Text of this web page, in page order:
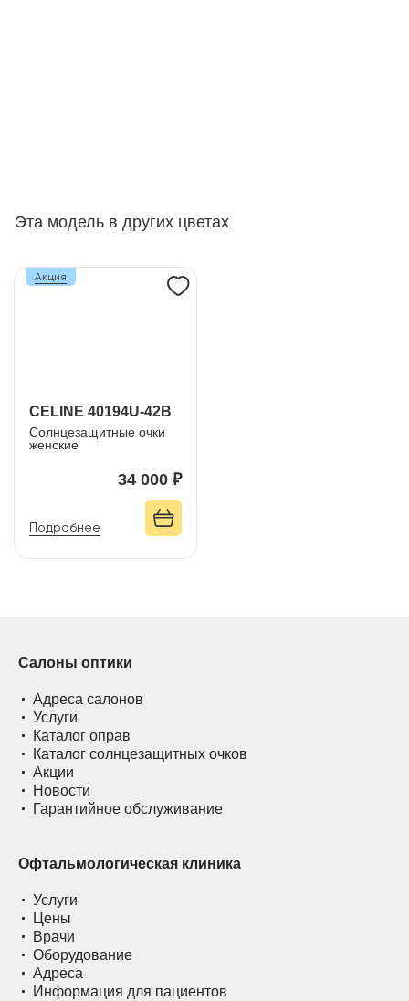
Эта модель в других цветах
CELINE 40194U-42B
Солнцезащитные очки
женские
34 000 ₽
Подробнее
Акция
Салоны оптики
Адреса салонов
Услуги
Каталог оправ
Каталог солнцезащитных очков
Акции
Новости
Гарантийное обслуживание
Офтальмологическая клиника
Услуги
Цены
Врачи
Оборудование
Адреса
Информация для пациентов